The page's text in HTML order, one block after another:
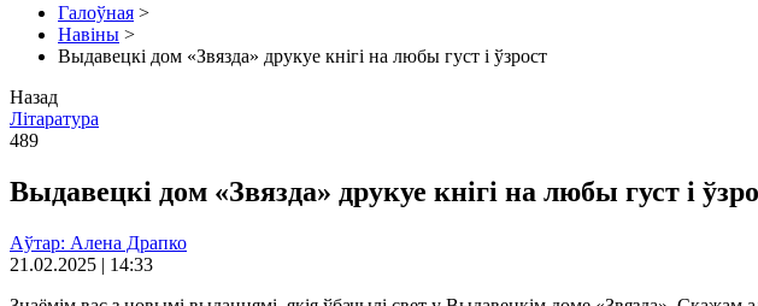
Галоўная >
Навіны >
Выдавецкі дом «Звязда» друкуе кнігі на любы густ і ўзрост
Назад
Літаратура
489
Выдавецкі дом «Звязда» друкуе кнігі на любы густ і
Аўтар: Алена Драпко
21.02.2025 | 14:33